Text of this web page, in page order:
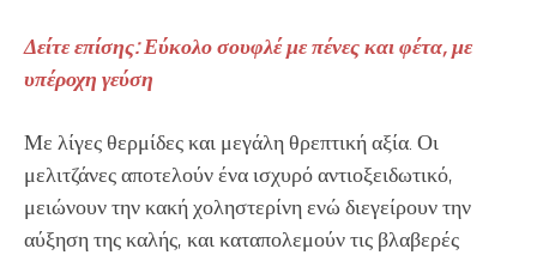
Δείτε επίσης: Εύκολο σουφλέ με πένες και φέτα, με
υπέροχη γεύση
Με λίγες θερμίδες και μεγάλη θρεπτική αξία. Οι
μελιτζάνες αποτελούν ένα ισχυρό αντιοξειδωτικό,
μειώνουν την κακή χοληστερίνη ενώ διεγείρουν την
αύξηση της καλής, και καταπολεμούν τις βλαβερές